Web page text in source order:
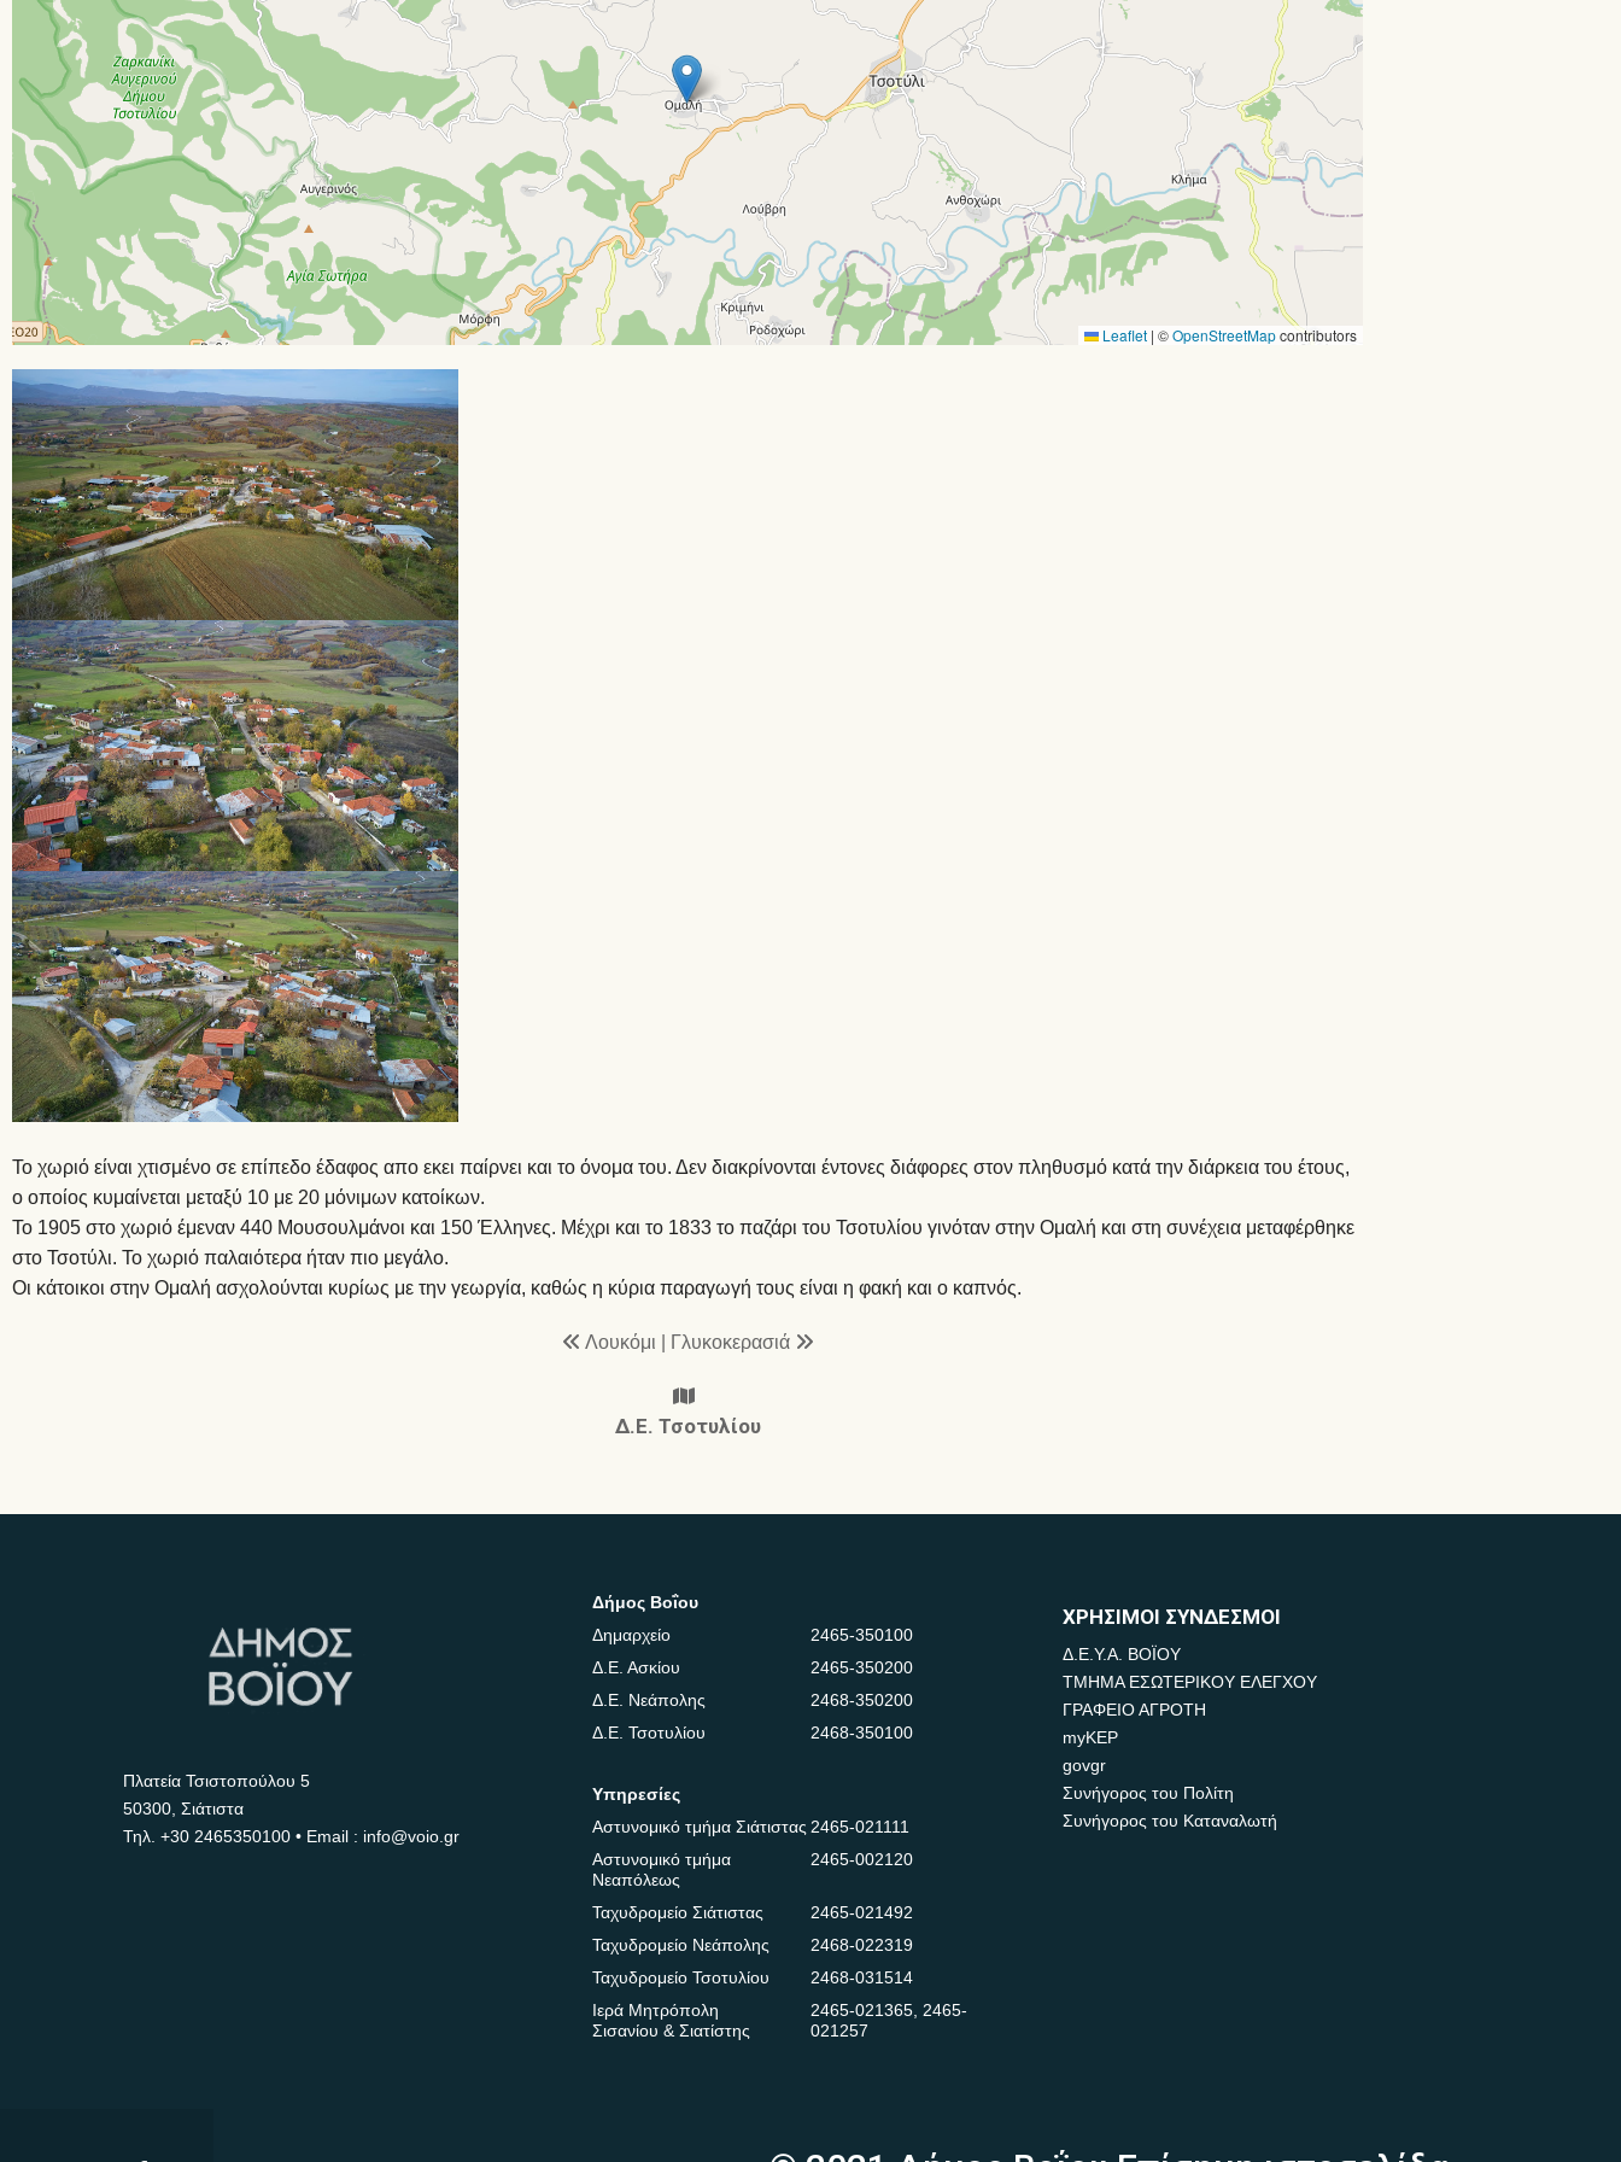
Leaflet | ©OpenStreetMapcontributors
Το χωριό είναι χτισμένο σε επίπεδο έδαφος απο εκει παίρνει και το όνομα του. Δεν διακρίνονται έντονες διάφορες στον πληθυσμό κατά την διάρκεια του έτους,
ο οποίος κυμαίνεται μεταξύ 10 με 20 μόνιμων κατοίκων.
Το 1905 στο χωριό έμεναν 440 Μουσουλμάνοι και 150 Έλληνες. Μέχρι και το 1833 το παζάρι του Τσοτυλίου γινόταν στην Ομαλή και στη συνέχεια μεταφέρθηκε
στο Τσοτύλι. Το χωριό παλαιότερα ήταν πιο μεγάλο.
Οι κάτοικοι στην Ομαλή ασχολούνται κυρίως με την γεωργία, καθώς η κύρια παραγωγή τους είναι η φακή και ο καπνός.
Λουκόμι | Γλυκοκερασιά
Δ.Ε. Τσοτυλίου
Πλατεία Τσιστοπούλου 5
50300, Σιάτιστα
Τηλ. +30 2465350100 • Email : info@voio.gr
Δήμος Βοΐου
Δημαρχείο
2465-350100
Δ.Ε. Ασκίου
2465-350200
Δ.Ε. Νεάπολης
2468-350200
Δ.Ε. Τσοτυλίου
2468-350100
Υπηρεσίες
Αστυνομικό τμήμα Σιάτιστας 2465-021111
Αστυνομικό τμήμα
Νεαπόλεως
2465-002120
Ταχυδρομείο Σιάτιστας
2465-021492
Ταχυδρομείο Νεάπολης
2468-022319
Ταχυδρομείο Τσοτυλίου
2468-031514
Ιερά Μητρόπολη
Σισανίου & Σιατίστης
2465-021365,2465-
021257
ΧΡΗΣΙΜΟΙ ΣΥΝΔΕΣΜΟΙ
Δ.Ε.Υ.Α. ΒΟΪΟΥ
ΤΜΗΜΑ ΕΣΩΤΕΡΙΚΟΥ ΕΛΕΓΧΟΥ
ΓΡΑΦΕΙΟ ΑΓΡΟΤΗ
myKEP
govgr
Συνήγορος του Πολίτη
Συνήγορος του Καταναλωτή